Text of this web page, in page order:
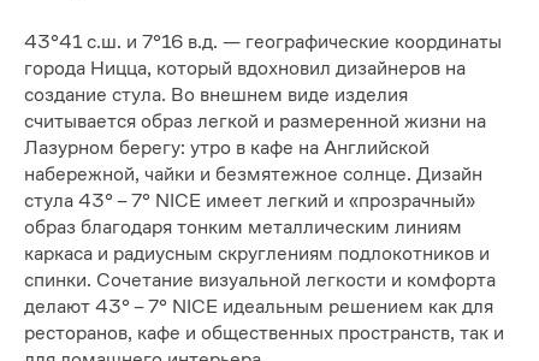
43°41 с.ш. и 7°16 в.д. — географические координаты
города Ницца, который вдохновил дизайнеров на
создание стула. Во внешнем виде изделия
считывается образ легкой и размеренной жизни на
Лазурном берегу: утро в кафе на Английской
набережной, чайки и безмятежное солнце. Дизайн
стула 43° – 7° NICE имеет легкий и «прозрачный»
образ благодаря тонким металлическим линиям
каркаса и радиусным скруглениям подлокотников и
спинки. Сочетание визуальной легкости и комфорта
делают 43° – 7° NICE идеальным решением как для
ресторанов, кафе и общественных пространств, так и